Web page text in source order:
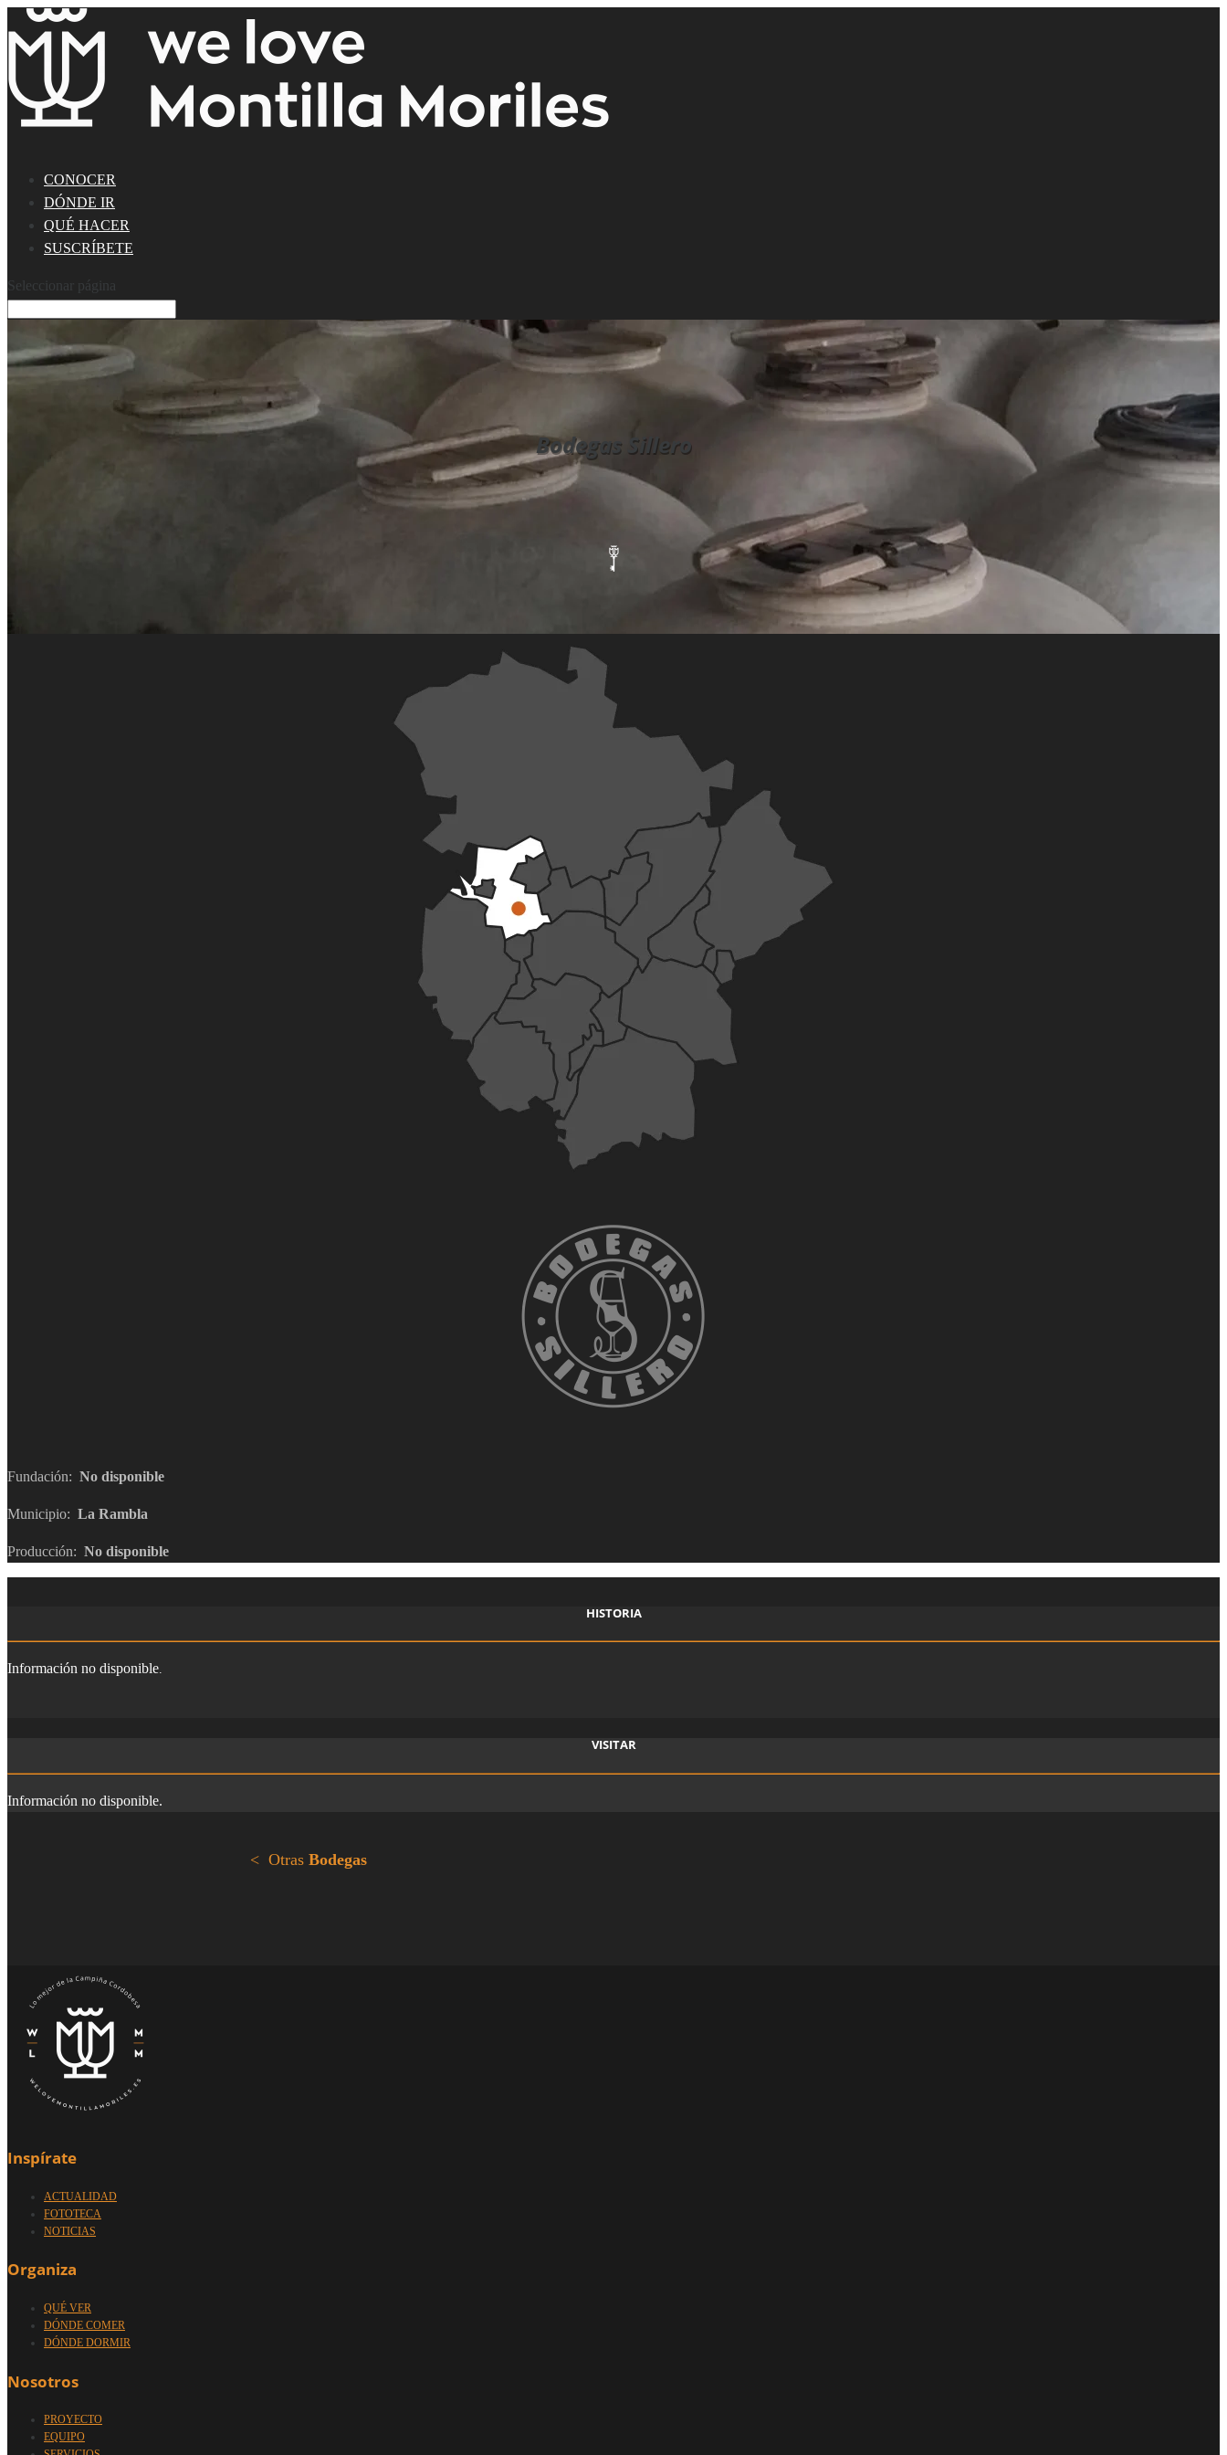
CONOCER
DÓNDE IR
QUÉ HACER
SUSCRÍBETE
Seleccionar página
Bodegas Sillero
Fundación: No disponible
Municipio: La Rambla
Producción: No disponible
HISTORIA
Información no disponible.
VISITAR
Información no disponible.
< Otras Bodegas
Inspírate
ACTUALIDAD
FOTOTECA
NOTICIAS
Organiza
QUÉ VER
DÓNDE COMER
DÓNDE DORMIR
Nosotros
PROYECTO
EQUIPO